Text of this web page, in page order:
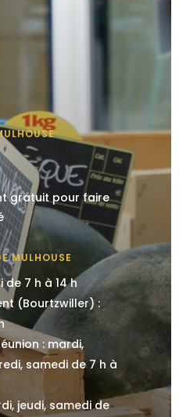
gratuit pour faire
MULHOUSE
7 h à 14 h
(Bourtzwiller) :
: mardi,
samedi de 7 h à
jeudi, samedi de